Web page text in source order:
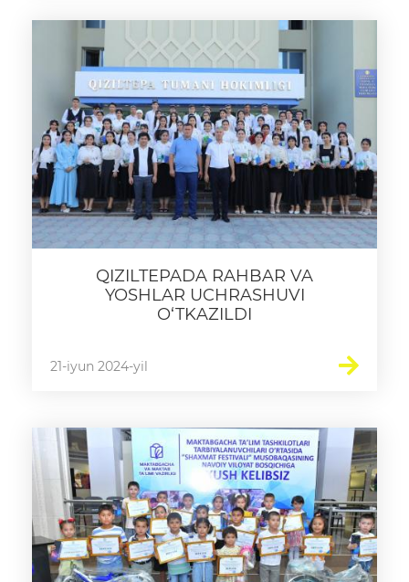
QIZILTEPADA RAHBAR VA
YOSHLAR UCHRASHUVI
O‘TKAZILDI
21-iyun 2024-yil